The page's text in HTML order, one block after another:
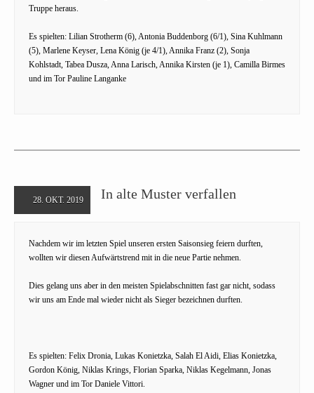
Truppe heraus.
Es spielten: Lilian Strotherm (6), Antonia Buddenborg (6/1), Sina Kuhlmann
(5), Marlene Keyser, Lena König (je 4/1), Annika Franz (2), Sonja
Kohlstadt, Tabea Dusza, Anna Larisch, Annika Kirsten (je 1), Camilla Birmes
und im Tor Pauline Langanke
28. OKT. 2019 In alte Muster verfallen
Nachdem wir im letzten Spiel unseren ersten Saisonsieg feiern durften,
wollten wir diesen Aufwärtstrend mit in die neue Partie nehmen.
Dies gelang uns aber in den meisten Spielabschnitten fast gar nicht, sodass
wir uns am Ende mal wieder nicht als Sieger bezeichnen durften.
Es spielten: Felix Dronia, Lukas Konietzka, Salah El Aidi, Elias Konietzka,
Gordon König, Niklas Krings, Florian Sparka, Niklas Kegelmann, Jonas
Wagner und im Tor Daniele Vittori.